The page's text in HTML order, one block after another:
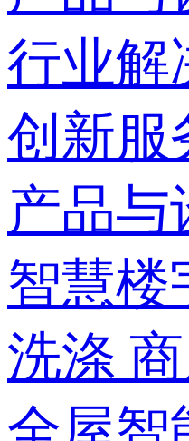
行业解
创新服
产品与
智慧楼
洗涤